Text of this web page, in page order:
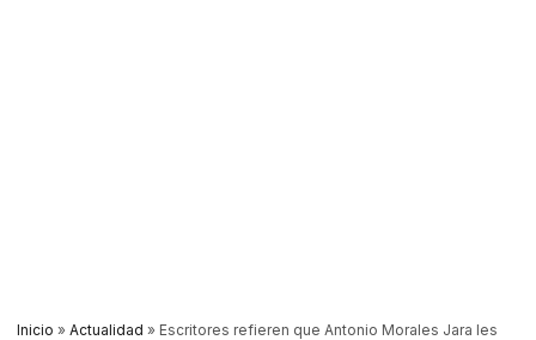
Inicio » Actualidad » Escritores refieren que Antonio Morales Jara les